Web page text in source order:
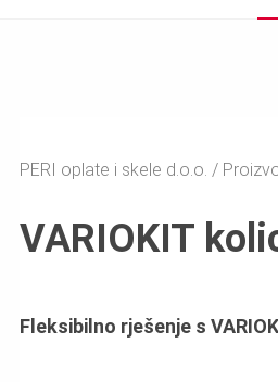
PERI oplate i skele d.o.o.
VARIOKIT
Fleksibilno rješenje s